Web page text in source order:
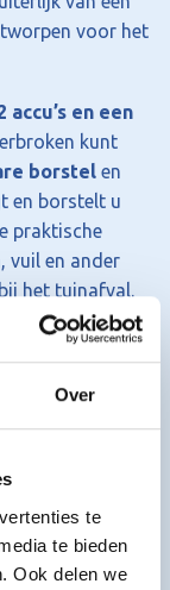
Over
te
te bieden
Ook delen we
voor het
accu’s en een
kunt
borstel en
en borstelt u
praktische
vuil en ander
het tuinafval.